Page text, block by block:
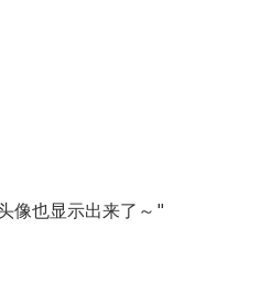
也显示出来了～"